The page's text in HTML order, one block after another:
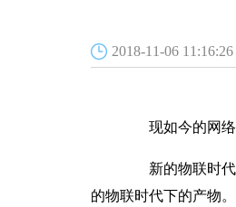
2018-11-06 11:16:26
现如今的网络
新的物联时代
的物联时代下的产物